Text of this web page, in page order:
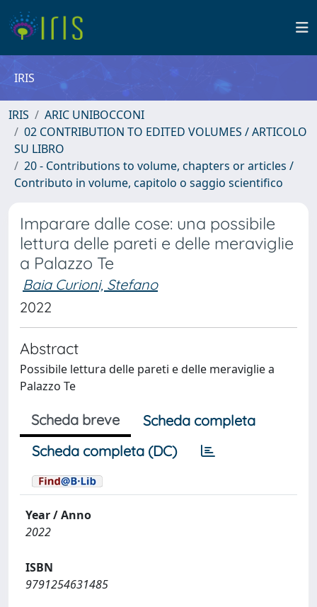
IRIS
IRIS
ARIC UNIBOCCONI
02 CONTRIBUTION TO EDITED VOLUMES / ARTICOLO
SU LIBRO
20 - Contributions to volume, chapters or articles /
Contributo in volume, capitolo o saggio scientifico
Imparare dalle cose: una possibile
lettura delle pareti e delle meraviglie
a Palazzo Te
Baia Curioni, Stefano
2022
Abstract
Possibile lettura delle pareti e delle meraviglie a
Palazzo Te
Scheda breve
Scheda completa
Scheda completa (DC)
Year / Anno
2022
ISBN
9791254631485